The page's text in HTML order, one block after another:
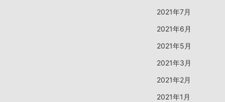
2021年7月
2021年6月
2021年5月
2021年3月
2021年2月
2021年1月